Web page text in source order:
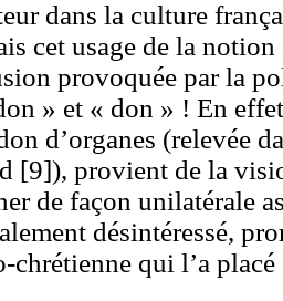
dans la culture
cet usage de la
provoquée par la
» et « don » ! En
d’organes (relevée
[9]), provient de la
de façon unilatérale
désintéressé,
chrétienne qui l’a